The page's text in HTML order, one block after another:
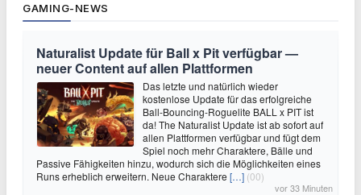
GAMING-NEWS
Naturalist Update für Ball x Pit verfügbar —
neuer Content auf allen Plattformen
Das letzte und natürlich wieder
kostenlose Update für das erfolgreiche
Ball-Bouncing-Roguelite BALL x PIT ist
da! The Naturalist Update ist ab sofort auf
allen Plattformen verfügbar und fügt dem
Spiel noch mehr Charaktere, Bälle und
Passive Fähigkeiten hinzu, wodurch sich die Möglichkeiten eines
Runs erheblich erweitern. Neue Charaktere […] (00)
vor 33 Minuten